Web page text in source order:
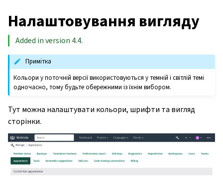
Налаштовування вигляду
Added in version 4.4.
Примітка
Кольори у поточній версії використовуються у темній і світлій темі
одночасно, тому будьте обережними із їхнім вибором.
Тут можна налаштувати кольори, шрифти та вигляд
сторінки.